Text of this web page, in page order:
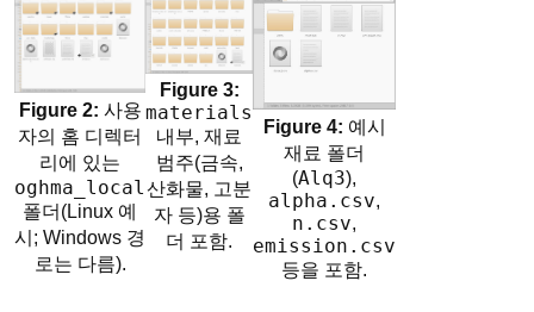
사용
자의 홈 디렉터
리에 있는
oghma_local
폴더(Linux 예
시; Windows 경
로는 다름).
materials
내부, 재료
범주(금속,
산화물, 고분
자 등)용 폴
더 포함.
예시
재료 폴더
(Alq3),
alpha.csv,
n.csv,
emission.csv
등을 포함.